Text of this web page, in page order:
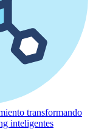
transformando
inteligentes